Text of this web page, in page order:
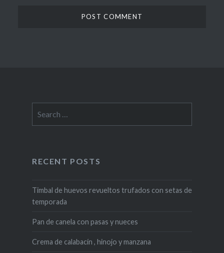
for:
RECENT POSTS
Timbal de huevos revueltos trufados con setas de
temporada
Pan de canela con pasas y nueces
Crema de calabacín , hinojo y manzana